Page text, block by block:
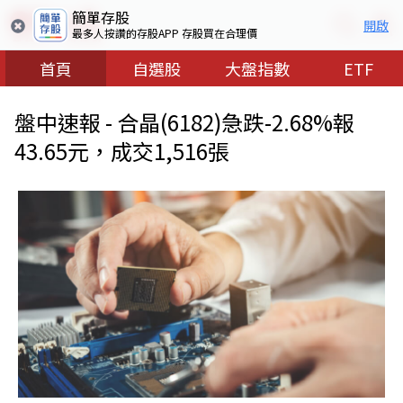
簡單存股
最多人按讚的存股APP 存股買在合理價 開啟
首頁 自選股 大盤指數 ETF
盤中速報 - 合晶(6182)急跌-2.68%報
43.65元，成交1,516張